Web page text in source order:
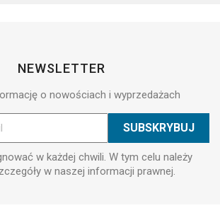
NEWSLETTER
o nowościach i wyprzedażach
w każdej chwili. W tym celu należy
w naszej informacji prawnej.